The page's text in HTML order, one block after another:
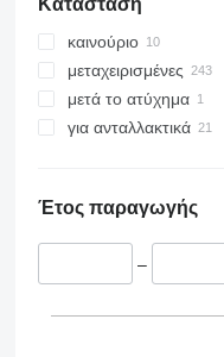
Κατάσταση
καινούριο
μεταχειρισμένες
μετά το ατύχημα
για ανταλλακτικά
Έτος παραγωγής
–